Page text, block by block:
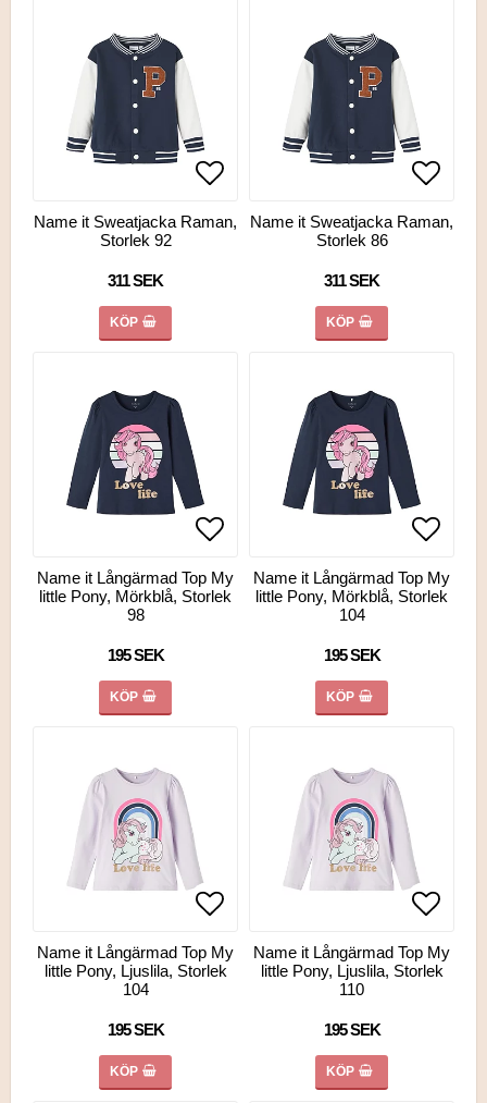
Lägg till i favoritlistan
Lägg till i favoritlistan
Name it Sweatjacka Raman,
Storlek 92
311 SEK
KÖP
Lägg
Lägg
Name it Sweatjacka Raman,
Storlek 86
311 SEK
KÖP
Lägg till i favoritlistan
Lägg till i favoritlistan
Name it Långärmad Top My
little Pony, Mörkblå, Storlek
98
195 SEK
KÖP
Lägg
Lägg
Name it Långärmad Top My
little Pony, Mörkblå, Storlek
104
195 SEK
KÖP
Lägg till i favoritlistan
Lägg till i favoritlistan
Name it Långärmad Top My
little Pony, Ljuslila, Storlek
104
195 SEK
KÖP
Lägg
Lägg
Name it Långärmad Top My
little Pony, Ljuslila, Storlek
110
195 SEK
KÖP